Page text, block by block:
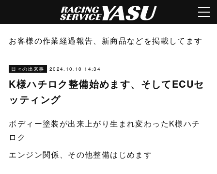
お客様の作業経過報告、新商品などを掲載してます
日々の出来事 2024.10.10 14:34
K様ハチロク整備始めます、そしてECUセ
ッティング
ボディー塗装が出来上がり生まれ変わったK様ハチ
ロク
エンジン関係、その他整備はじめます